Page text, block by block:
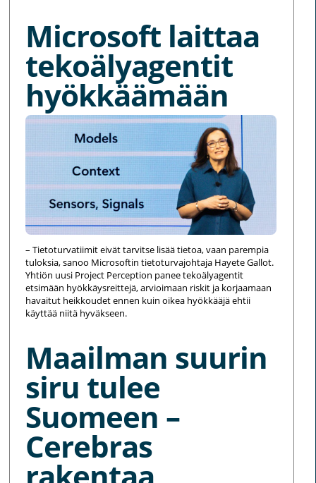
Microsoft laittaa
tekoälyagentit
hyökkäämään
– Tietoturvatiimit eivät tarvitse lisää tietoa, vaan parempia
tuloksia, sanoo Microsoftin tietoturvajohtaja Hayete Gallot.
Yhtiön uusi Project Perception panee tekoälyagentit
etsimään hyökkäysreittejä, arvioimaan riskit ja korjaamaan
havaitut heikkoudet ennen kuin oikea hyökkääjä ehtii
käyttää niitä hyväkseen.
Maailman suurin
siru tulee
Suomeen –
Cerebras